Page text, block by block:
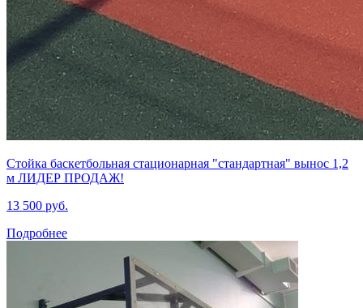
Стойка баскетбольная стационарная "стандартная" вынос 1,2
м ЛИДЕР ПРОДАЖ!
13 500 руб.
Подробнее